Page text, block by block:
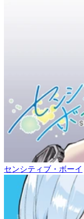
センシティブ・ボーイ